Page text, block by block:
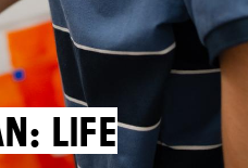
Life